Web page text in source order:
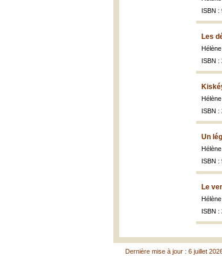
ISBN :
Les
Hélène
ISBN :
Hélène
ISBN :
Un
Hélène
ISBN :
Le
Hélène
ISBN :
Dernière mise à jour : 6 juillet